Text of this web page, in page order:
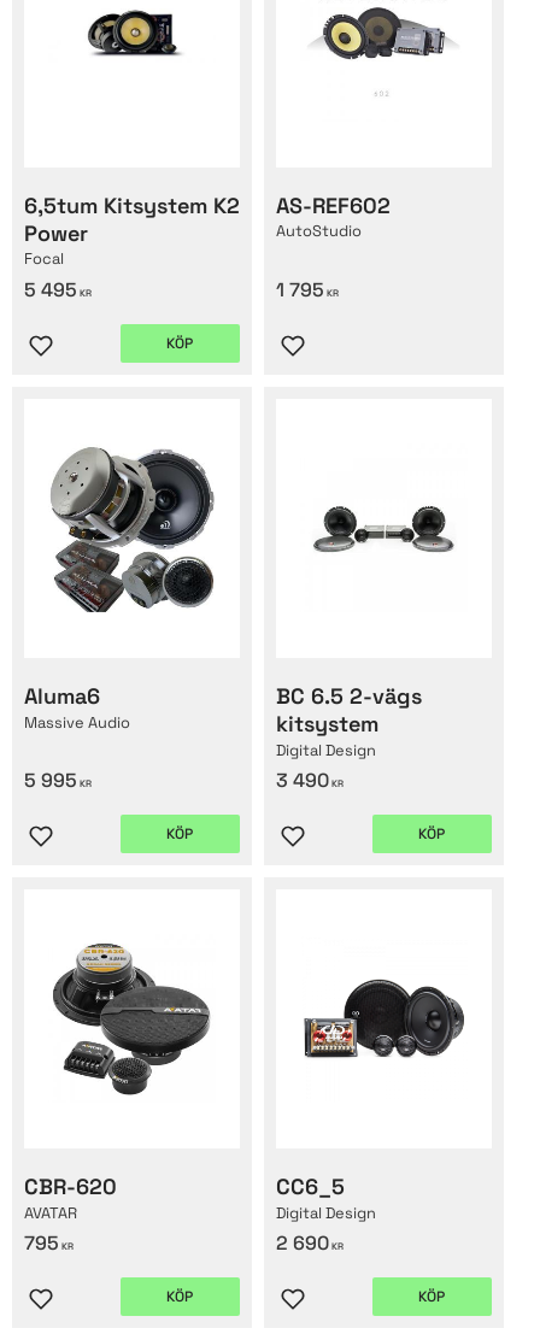
6,5tum Kitsystem K2
Power
Focal
5 495 KR
Lägg till i favoriter
KÖP
AS-REF602
AutoStudio
1 795 KR
Lägg till i favoriter
Aluma6
Massive Audio
5 995 KR
Lägg till i favoriter
KÖP
BC 6.5 2-vägs
kitsystem
Digital Design
3 490 KR
Lägg till i favoriter
KÖP
CBR-620
AVATAR
795 KR
Lägg till i favoriter
KÖP
CC6_5
Digital Design
2 690 KR
Lägg till i favoriter
KÖP